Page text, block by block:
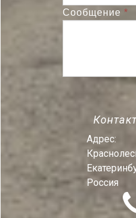
Сообщение *
Адрес:
Россия